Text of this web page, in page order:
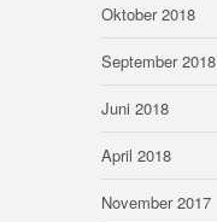
Oktober 2018
September 2018
Juni 2018
April 2018
November 2017